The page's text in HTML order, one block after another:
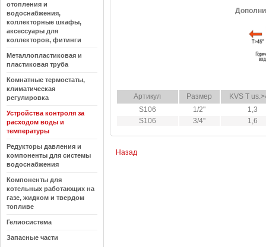
Артикул
S106
S106
Размер
KVS T
1/2"
1,3
3/4''
1,6
Назад
отопления и
водоснабжения,
коллекторные шкафы,
аксессуары для
коллекторов, фитинги
Металлопластиковая и
пластиковая труба
Комнатные термостаты,
климатическая
регулировка
Устройства контроля за
расходом воды и
температуры
Редукторы давления и
компоненты для системы
водоснабжения
Компоненты для
котельных работающих на
газе, жидком и твердом
топливе
Гелиосистема
Запасные части